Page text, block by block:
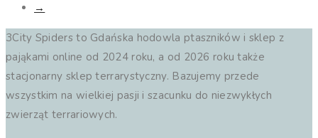
→
3City Spiders to Gdańska hodowla ptaszników i sklep z
pająkami online od 2024 roku, a od 2026 roku także
stacjonarny sklep terrarystyczny. Bazujemy przede
wszystkim na wielkiej pasji i szacunku do niezwykłych
zwierząt terrariowych.